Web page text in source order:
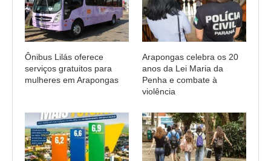
Ônibus Lilás oferece
serviços gratuitos para
mulheres em Arapongas
Arapongas celebra os 20
anos da Lei Maria da
Penha e combate à
violência